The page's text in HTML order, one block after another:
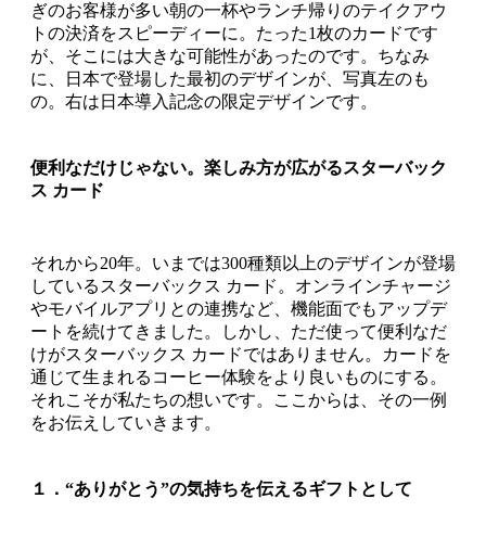
ぎのお客様が多い朝の一杯やランチ帰りのテイクアウ
トの決済をスピーディーに。たった1枚のカードです
が、そこには大きな可能性があったのです。ちなみ
に、日本で登場した最初のデザインが、写真左のも
の。右は日本導入記念の限定デザインです。
便利なだけじゃない。楽しみ方が広がるスターバック
ス カード
それから20年。いまでは300種類以上のデザインが登場
しているスターバックス カード。オンラインチャージ
やモバイルアプリとの連携など、機能面でもアップデ
ートを続けてきました。しかし、ただ使って便利なだ
けがスターバックス カードではありません。カードを
通じて生まれるコーヒー体験をより良いものにする。
それこそが私たちの想いです。ここからは、その一例
をお伝えしていきます。
１．“ありがとう”の気持ちを伝えるギフトとして